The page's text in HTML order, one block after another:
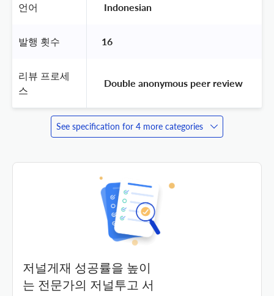
언어 Indonesian
발행 횟수 16
리뷰 프로세
스
Double anonymous peer review
See specification for 4 more categories
저널게재 성공률을 높이
는 전문가의 저널투고 서